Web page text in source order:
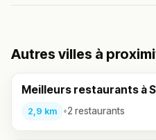
Autres villes à
Meilleurs restaurants à
2,9 km •2 restaurants